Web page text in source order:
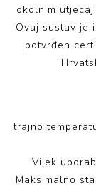
okolnim
Ovaj sustav je
potvrđen
trajno
Vijek
Maksimalno